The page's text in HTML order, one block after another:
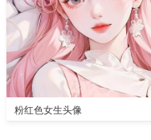
粉红色女生头像